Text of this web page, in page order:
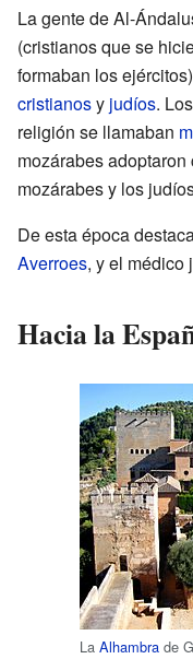
La gente de Al-
(cristianos que se
formaban los
cristianosy judíos.
religión se llamaban
mozárabes
mozárabes y los
De esta época
Averroes, y el médico
Hacia la
La Alhambra de